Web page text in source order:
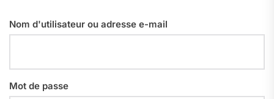
Nom d'utilisateur ou adresse e-mail
Mot de passe